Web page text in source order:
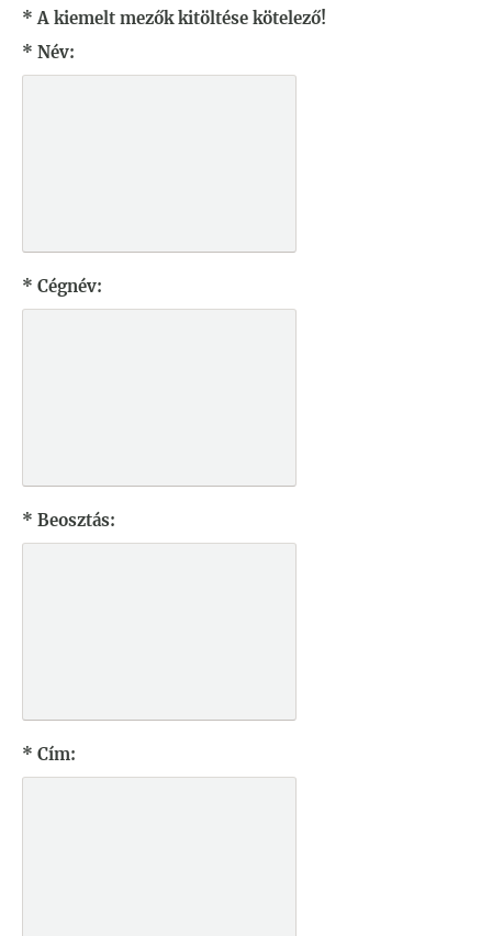
* A kiemelt mezők kitöltése kötelező!
* Név:
* Cégnév:
* Beosztás:
* Cím: